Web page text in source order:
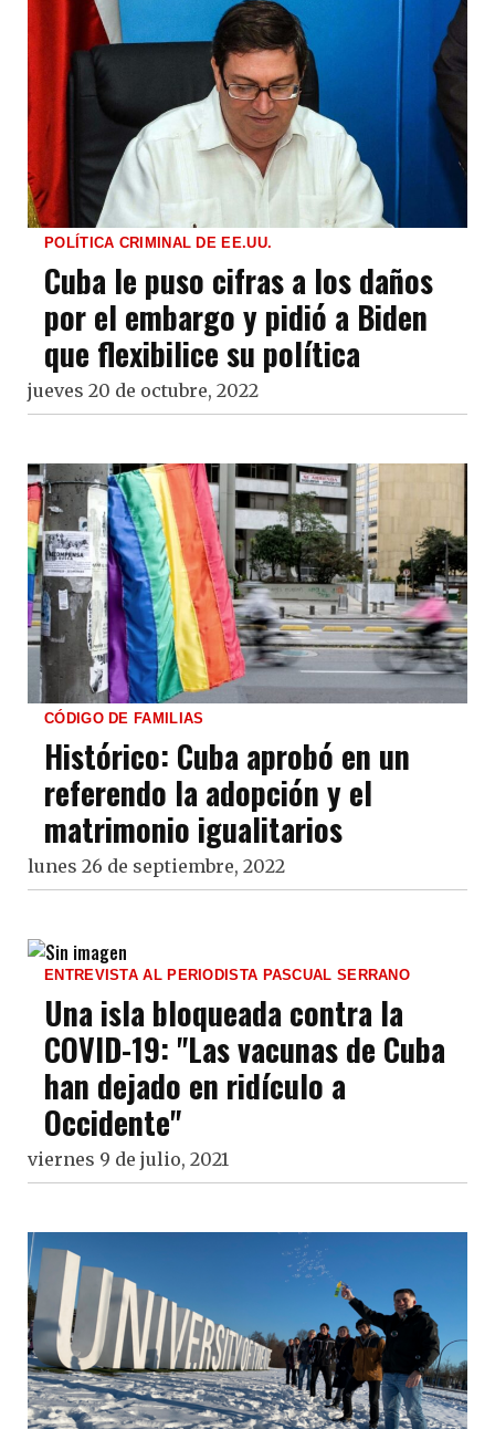
POLÍTICA CRIMINAL DE EE.UU.
Cuba le puso cifras a los daños
por el embargo y pidió a Biden
que flexibilice su política
jueves 20 de octubre, 2022
CÓDIGO DE FAMILIAS
Histórico: Cuba aprobó en un
referendo la adopción y el
matrimonio igualitarios
lunes 26 de septiembre, 2022
ENTREVISTA AL PERIODISTA PASCUAL SERRANO
Una isla bloqueada contra la
COVID-19: "Las vacunas de Cuba
han dejado en ridículo a
Occidente"
viernes 9 de julio, 2021